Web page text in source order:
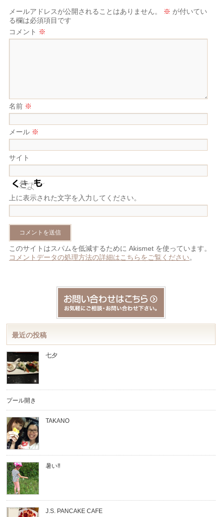
メールアドレスが公開されることはありません。 ※ が付いてい
る欄は必須項目です
コメント ※
名前 ※
メール ※
サイト
上に表示された文字を入力してください。
このサイトはスパムを低減するために Akismet を使っています。
コメントデータの処理方法の詳細はこちらをご覧ください。
最近の投稿
七夕
プール開き
TAKANO
暑い‼︎
J.S. PANCAKE CAFE